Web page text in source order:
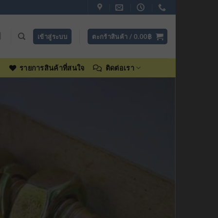
เข้าสู่ระบบ ตะกร้าสินค้า / 0.00฿
รายการสินค้าที่สนใจ ติดต่อเรา